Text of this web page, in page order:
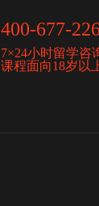
400-677-
7×24小时留学咨
课程面向18岁以